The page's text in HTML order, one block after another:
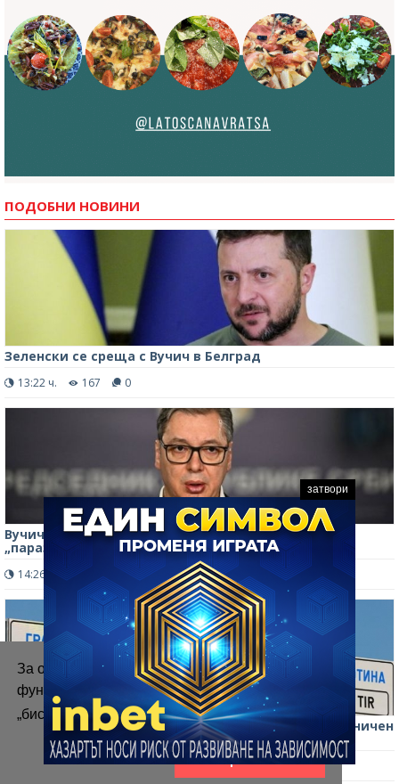
За осигуряване на правилното
функциониране на уебсайта ние използваме
„бисквитки“.
Повече информация
Приемам
ПОДОБНИ НОВИНИ
Зеленски се среща с Вучич в Белград
13:22 ч. 167 0
Вучич определи студентското движение като
„паразити на държавна сметка“
14:26 ч. 236 0
България и Сърбия подписват спогодба за нов граничен
пункт „Калотина 2 – Градина 2“
10:17 ч. 315 0
затвори